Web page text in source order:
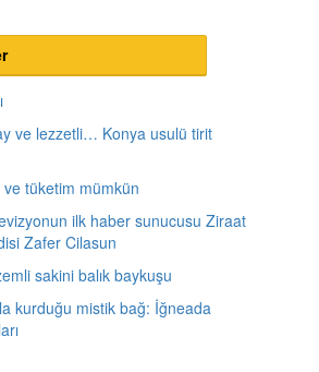
ve lezzetli… Konya usulü tirit
tüketim mümkün
ilk haber sunucusu Ziraat
Zafer Cilasun
sakini balık baykuşu
kurduğu mistik bağ: İğneada